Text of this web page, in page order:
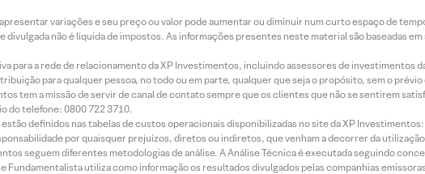
variações e seu preço ou valor pode aumentar ou diminuir num curto espaço de
não é líquida de impostos. As informações presentes neste material são baseadas
para a rede de relacionamento da XP Investimentos, incluindo assessores de investimentos
para qualquer pessoa, no todo ou em parte, qualquer que seja o propósito, sem o
tem a missão de servir de canal de contato sempre que os clientes que não se sentirem
do telefone: 0800 722 3710.
definidos nas tabelas de custos operacionais disponibilizadas no site da XP
por quaisquer prejuízos, diretos ou indiretos, que venham a decorrer da
seguem diferentes metodologias de análise. A Análise Técnica é executada seguindo
Fundamentalista utiliza como informação os resultados divulgados pelas companhias